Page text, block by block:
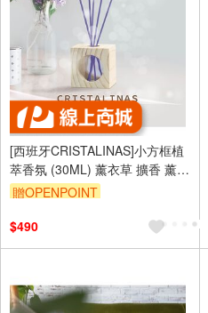
[西班牙CRISTALINAS]小方框植
萃香氛 (30ML) 薰衣草 擴香 薰衣
草香氛
贈OPENPOINT
$490